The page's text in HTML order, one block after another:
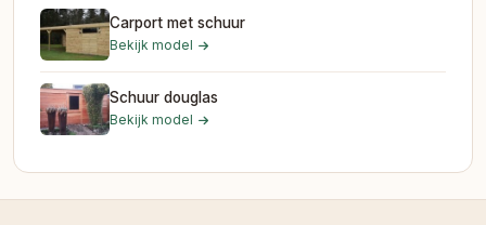
Carport met schuur
Bekijk model
Schuur douglas
Bekijk model